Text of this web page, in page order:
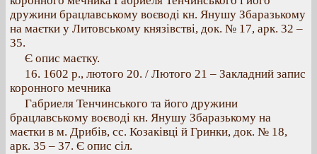
дружини брацлавському воєводі кн. Янушу Збаразькому
на маєтки у Литовському князівстві, док. № 17, арк. 32 –
35.
Є опис маєтку.
16. 1602 p., лютого 20. / Лютого 21 – Закладний запис
коронного мечника
Габриеля Тенчинського та його дружини
брацлавському воєводі кн. Янушу Збаразькому на
маєтки в м. Дрибів, сс. Козаківці й Гринки, док. № 18,
арк. 35 – 37. Є опис сіл.